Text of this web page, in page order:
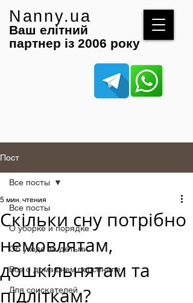
Nanny.ua
Ваш елітний
партнер із 2006 року
Пост
Все посты
О уборке и порядке
Об уходе за детьми
Все о домашнем персонале
Для соискателей
Все посты
Скільки сну потрібно
немовлятам,
дошкільнятам та
підліткам?
5 мин. чтения